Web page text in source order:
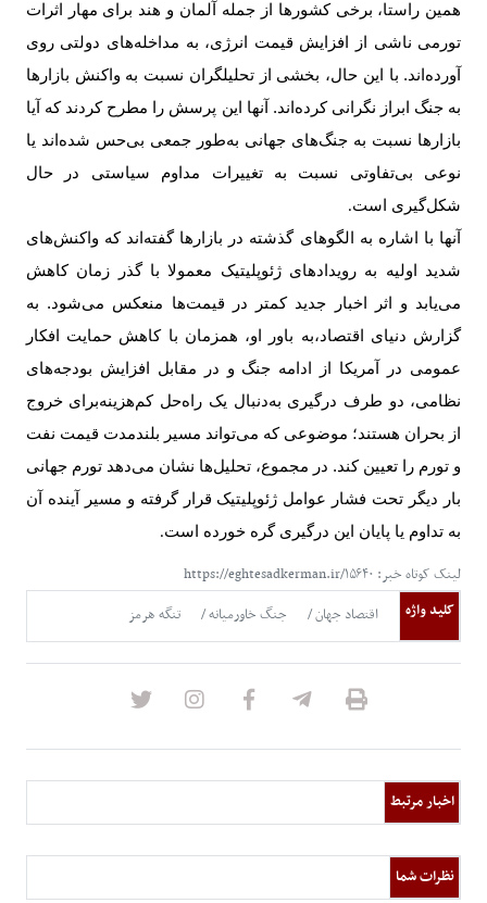
همین راستا، برخی کشورها از جمله آلمان و هند برای مهار اثرات
تورمی ناشی از افزایش قیمت انرژی، به مداخله‌های دولتی روی
آورده‌اند. با این حال، بخشی از تحلیلگران نسبت به واکنش بازارها
به جنگ ابراز نگرانی کرده‌اند. آنها این پرسش را مطرح کردند که آیا
بازارها نسبت به جنگ‌های جهانی به‌طور جمعی بی‌حس شده‌اند یا
نوعی بی‌تفاوتی نسبت به تغییرات مداوم سیاستی در حال
شکل‌گیری است.
آنها با اشاره به الگوهای گذشته در بازارها گفته‌اند که واکنش‌های
شدید اولیه به رویدادهای ژئوپلیتیک معمولا با گذر زمان کاهش
می‌یابد و اثر اخبار جدید کمتر در قیمت‌ها منعکس می‌شود. به
گزارش دنیای اقتصاد،به باور او، همزمان با کاهش حمایت افکار
عمومی در آمریکا از ادامه جنگ و در مقابل افزایش بودجه‌های
نظامی، دو طرف درگیری به‌دنبال یک راه‌حل کم‌هزینه‌برای خروج
از بحران هستند؛ موضوعی که می‌تواند مسیر بلندمدت قیمت نفت
و تورم را تعیین کند. در مجموع، تحلیل‌ها نشان می‌دهد تورم جهانی
بار دیگر تحت فشار عوامل ژئوپلیتیک قرار گرفته و مسیر آینده آن
به تداوم یا پایان این درگیری گره خورده است.
لینک کوتاه خبر: https://eghtesadkerman.ir/۱۵۶۴۰
کلید واژه
اقتصاد جهان جنگ خاورمیانه تنگه هرمز
اخبار مرتبط
نظرات شما